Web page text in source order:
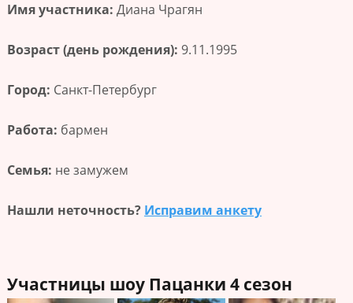
Имя участника: Диана Чрагян
Возраст (день рождения): 9.11.1995
Город: Санкт-Петербург
Работа: бармен
Семья: не замужем
Нашли неточность? Исправим анкету
Участницы шоу Пацанки 4 сезон